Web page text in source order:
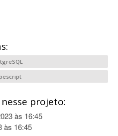
projeto:
às 16:45
às 16:45